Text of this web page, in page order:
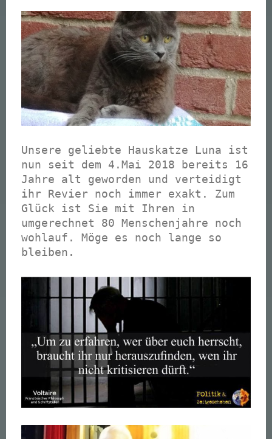
Unsere geliebte Hauskatze Luna ist
nun seit dem 4.Mai 2018 bereits 16
Jahre alt geworden und verteidigt
ihr Revier noch immer exakt. Zum
Glück ist Sie mit Ihren in
umgerechnet 80 Menschenjahre noch
wohlauf. Möge es noch lange so
bleiben.